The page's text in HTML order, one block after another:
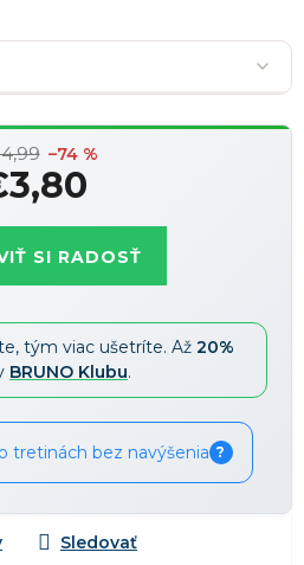
–74 %
SI RADOSŤ
tým viac ušetríte. Až 20%
BRUNO Klubu.
tretinách bez navýšenia ?